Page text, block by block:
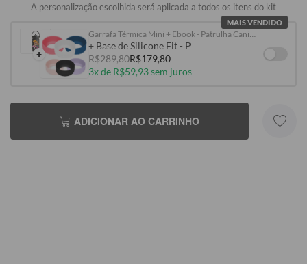
A personalização escolhida será aplicada a todos os itens do kit
MAIS VENDIDO
+
+ Base de Silicone Fit - P
R$289,80R$179,80
3x de R$59,93 sem juros
ADICIONAR AO CARRINHO